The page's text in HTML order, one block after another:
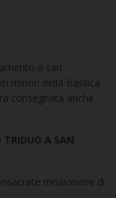
a san
minori della Basilica
consegnata anche
A SAN
missionarie di